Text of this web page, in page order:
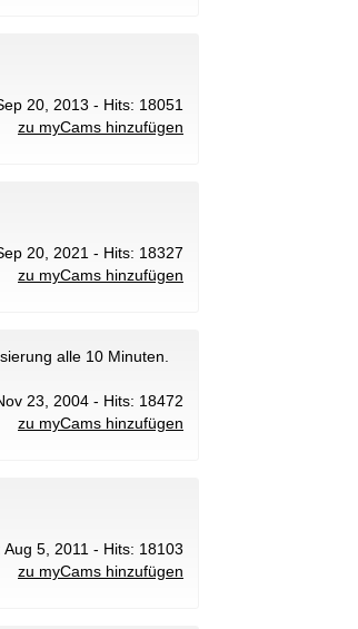
20, 2013 - Hits: 18051
zu myCams hinzufügen
20, 2021 - Hits: 18327
zu myCams hinzufügen
alle 10 Minuten.
23, 2004 - Hits: 18472
zu myCams hinzufügen
Aug 5, 2011 - Hits: 18103
zu myCams hinzufügen